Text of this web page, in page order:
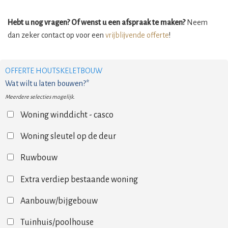
Hebt u nog vragen? Of wenst u een afspraak te maken?Neem
dan zeker contact op voor een vrijblijvende offerte!
OFFERTE HOUTSKELETBOUW
Wat wilt u laten bouwen?*
Meerdere selecties mogelijk.
Woning winddicht - casco
Woning sleutel op de deur
Ruwbouw
Extra verdiep bestaande woning
Aanbouw/bijgebouw
Tuinhuis/poolhouse